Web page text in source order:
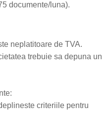
documente/luna).
neplatitoare de TVA.
trebuie sa depuna un
criteriile pentru